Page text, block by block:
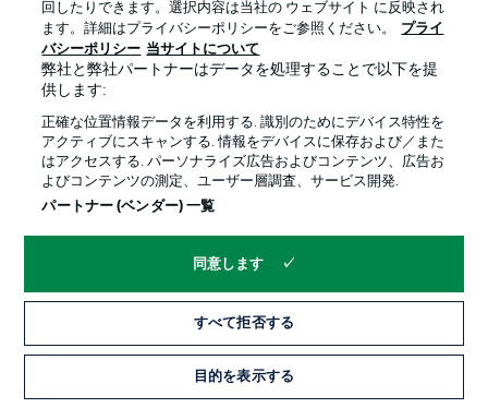
求人 選手
当サイトについて
© 2026 Bundesliga-Gruppe GmbH
言語をお選びください
Display Mode
回したりできます。選択内容は当社の ウェブサイト に反映され
ます。詳細はプライバシーポリシーをご参照ください。
プライ
バシーポリシー 当サイトについて
弊社と弊社パートナーはデータを処理することで以下を提
供します:
正確な位置情報データを利用する. 識別のためにデバイス特性を
アクティブにスキャンする. 情報をデバイスに保存および／また
はアクセスする. パーソナライズ広告およびコンテンツ、広告お
よびコンテンツの測定、ユーザー層調査、サービス開発.
パートナー (ベンダー) 一覧
同意します
すべて拒否する
目的を表示する